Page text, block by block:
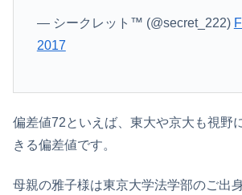
— シークレット™ (@secret_222)
2017
偏差値72といえば、東大や京大も視野
きる偏差値です。
母親の雅子様は東京大学法学部のご出